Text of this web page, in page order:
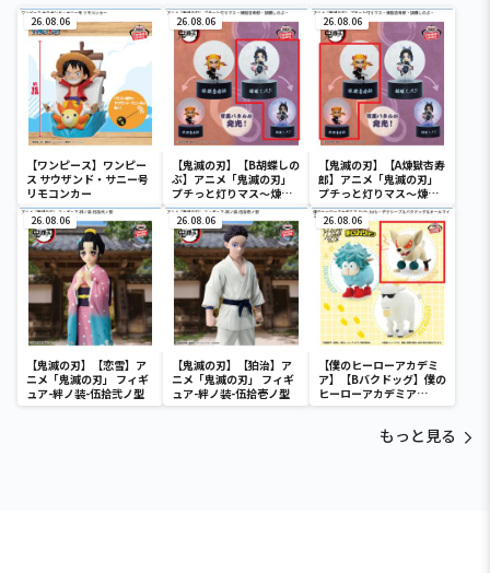
26.08.06
【ワンピース】ワンピー
ス サウザンド・サニー号
リモコンカー
26.08.06
【鬼滅の刃】【B胡蝶しの
ぶ】アニメ「鬼滅の刃」
プチっと灯りマス～煉獄
杏寿郎・胡蝶しのぶ～
26.08.06
【鬼滅の刃】【A煉獄杏寿
郎】アニメ「鬼滅の刃」
プチっと灯りマス～煉獄
杏寿郎・胡蝶しのぶ～
26.08.06
【鬼滅の刃】【恋雪】ア
ニメ「鬼滅の刃」 フィギ
ュア-絆ノ装-伍拾弐ノ型
26.08.06
【鬼滅の刃】【狛治】ア
ニメ「鬼滅の刃」 フィギ
ュア-絆ノ装-伍拾壱ノ型
26.08.06
【僕のヒーローアカデミ
ア】【Bバクドッグ】僕の
ヒーローアカデミア
Fluffy Puffy～デクシー
マイゴート～もっと見る